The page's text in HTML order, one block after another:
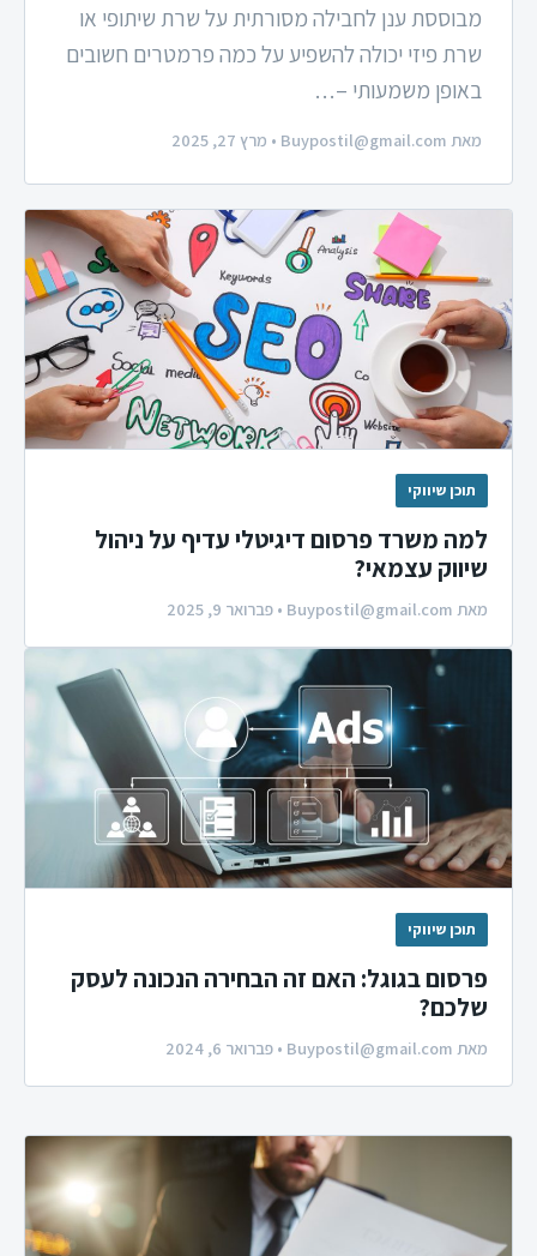
מבוססת ענן לחבילה מסורתית על שרת שיתופי או
שרת פיזי יכולה להשפיע על כמה פרמטרים חשובים
באופן משמעותי –…
מאת Buypostil@gmail.com • מרץ 27, 2025
תוכן שיווקי
למה משרד פרסום דיגיטלי עדיף על ניהול
שיווק עצמאי?
מאת Buypostil@gmail.com • פברואר 9, 2025
תוכן שיווקי
פרסום בגוגל: האם זה הבחירה הנכונה לעסק
שלכם?
מאת Buypostil@gmail.com • פברואר 6, 2024